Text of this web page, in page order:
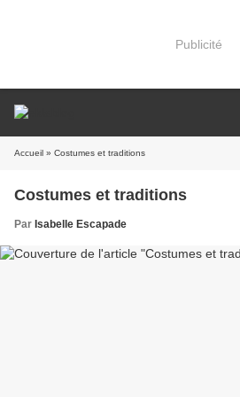
Publicité
Accueil » Costumes et traditions
Costumes et traditions
Par Isabelle Escapade